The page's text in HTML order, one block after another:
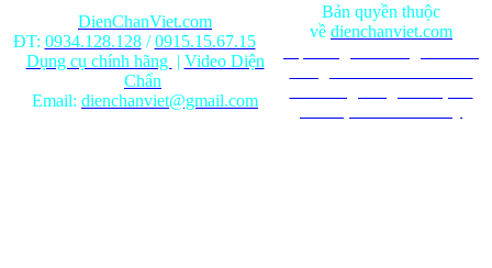
DienChanViet.com
ĐT: 0934.128.128/0915.15.67.15
Dụng cụ chính hãng | Video Diện
Chẩn
Email: dienchanviet@gmail.com
Bản quyền thuộc
về dienchanviet.com